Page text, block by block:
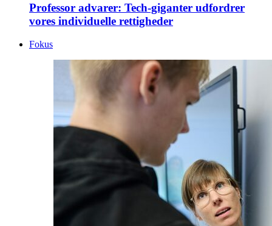
Professor advarer: Tech-giganter udfordrer
vores individuelle rettigheder
Fokus